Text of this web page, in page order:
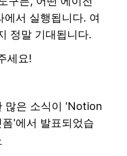
서 실행됩니다. 여
정말 기대됩니다.
세요!
많은 소식이 'Notion
'에서 발표되었습